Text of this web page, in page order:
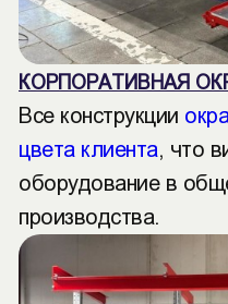
КОРПОРАТИВНАЯ
Все конструкции
цвета клиента, что
оборудование в
производства.